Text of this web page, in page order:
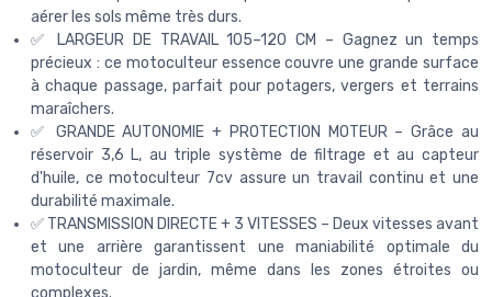
aérer les sols même très durs.
✅ LARGEUR DE TRAVAIL 105–120 CM – Gagnez un temps
précieux : ce motoculteur essence couvre une grande surface
à chaque passage, parfait pour potagers, vergers et terrains
maraîchers.
✅ GRANDE AUTONOMIE + PROTECTION MOTEUR – Grâce au
réservoir 3,6 L, au triple système de filtrage et au capteur
d'huile, ce motoculteur 7cv assure un travail continu et une
durabilité maximale.
✅ TRANSMISSION DIRECTE + 3 VITESSES – Deux vitesses avant
et une arrière garantissent une maniabilité optimale du
motoculteur de jardin, même dans les zones étroites ou
complexes.